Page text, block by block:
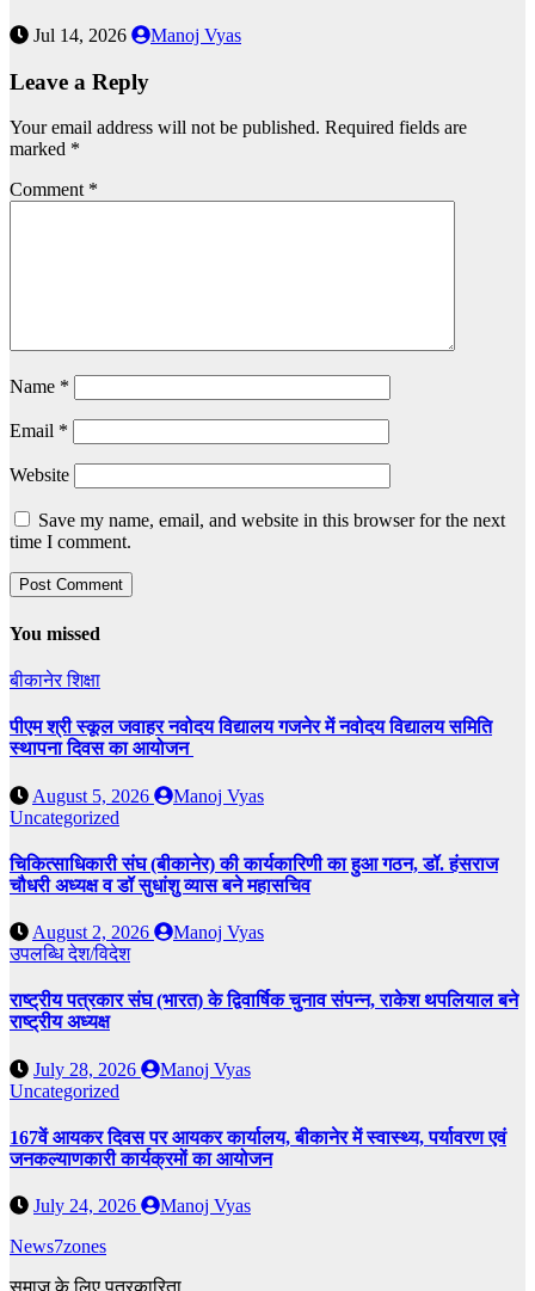
Jul 14, 2026 Manoj Vyas
Leave a Reply
Your email address will not be published. Required fields are
marked *
Comment *
Name *
Email *
Website
Save my name, email, and website in this browser for the next
time I comment.
You missed
बीकानेरशिक्षा
पीएम श्री स्कूल जवाहर नवोदय विद्यालय गजनेर में नवोदय विद्यालय समिति
स्थापना दिवस का आयोजन
August 5, 2026
Manoj Vyas
Uncategorized
चिकित्साधिकारी संघ (बीकानेर) की कार्यकारिणी का हुआ गठन, डॉ. हंसराज
चौधरी अध्यक्ष व डॉ सुधांशु व्यास बने महासचिव
August 2, 2026
Manoj Vyas
उपलब्धिदेश/विदेश
राष्ट्रीय पत्रकार संघ (भारत) के द्विवार्षिक चुनाव संपन्न, राकेश थपलियाल बने
राष्ट्रीय अध्यक्ष
July 28, 2026
Manoj Vyas
Uncategorized
167वें आयकर दिवस पर आयकर कार्यालय, बीकानेर में स्वास्थ्य, पर्यावरण एवं
जनकल्याणकारी कार्यक्रमों का आयोजन
July 24, 2026
Manoj Vyas
News7zones